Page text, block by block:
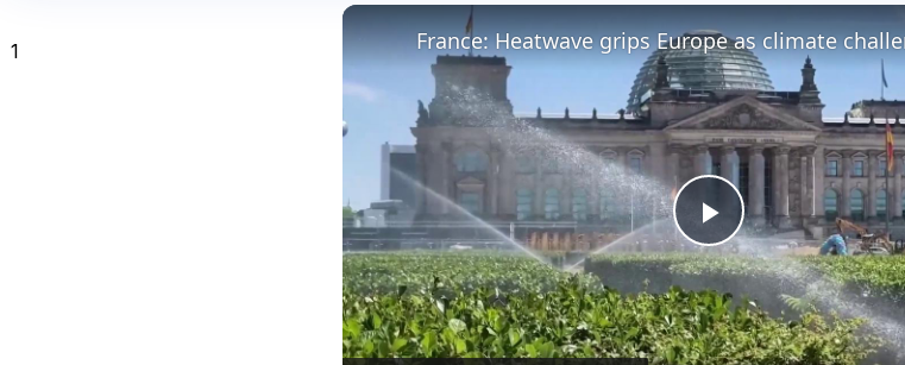
1
Play
Video